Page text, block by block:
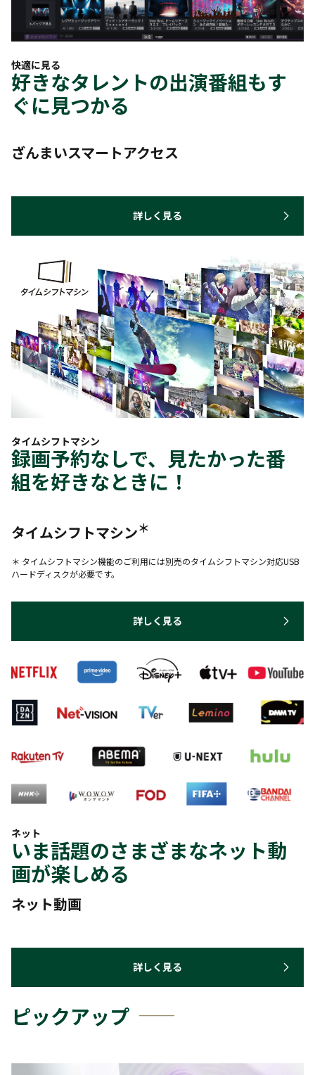
快適に見る
好きなタレントの出演番組もす
ぐに見つかる
ざんまいスマートアクセス
詳しく見る
タイムシフトマシン
録画予約なしで、見たかった番
組を好きなときに！
タイムシフトマシン＊
＊ タイムシフトマシン機能のご利用には別売のタイムシフトマシン対応USB
ハードディスクが必要です。
詳しく見る
ネット
いま話題のさまざまなネット動
画が楽しめる
ネット動画
詳しく見る
ピックアップ